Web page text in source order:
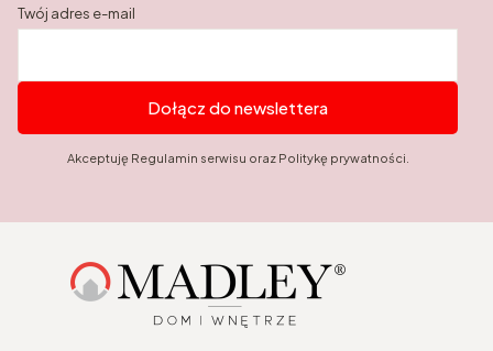
Twój adres e-mail
Dołącz do newslettera
Akceptuję Regulamin serwisu oraz Politykę prywatności.